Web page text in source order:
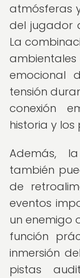
atmósferas
del jugador
La
emocional
tensión
conexión
historia y los
Además,
también
de
eventos
un enemigo
función
inmersión
pistas